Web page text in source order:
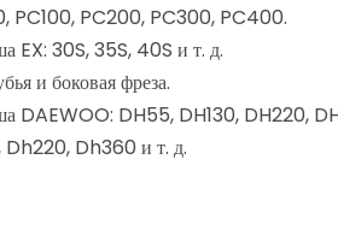
PC100, PC200, PC300, PC400.
EX: 30S, 35S, 40S и т. д.
и боковая фреза.
DAEWOO: DH55, DH130, DH220,
Dh360 и т. д.